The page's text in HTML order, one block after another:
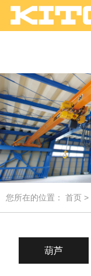
您所在的位置： 首页 >
葫芦